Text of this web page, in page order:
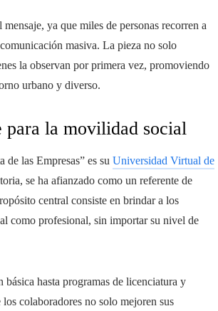
ya que miles de personas recorren a
masiva. La pieza no solo
la observan por primera vez, promoviendo
urbano y diverso.
para la movilidad social
las Empresas” es su Universidad Virtual de
se ha afianzado como un referente de
central consiste en brindar a los
como profesional, sin importar su nivel de
hasta programas de licenciatura y
colaboradores no solo mejoren sus